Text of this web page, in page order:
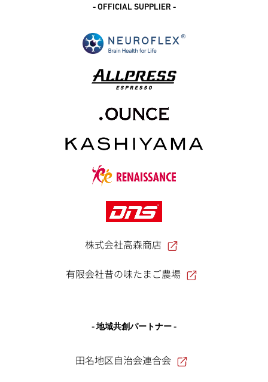
- OFFICIAL SUPPLIER -
株式会社高森商店
有限会社昔の味たまご農場
- 地域共創パートナー -
田名地区自治会連合会